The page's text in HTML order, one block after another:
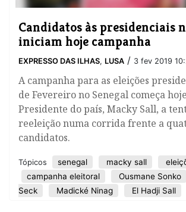
Candidatos às presidenciais
iniciam hoje campanha
EXPRESSO DAS ILHAS, LUSA / 3 fev 2019
​A campanha para as eleições
de Fevereiro no Senegal começa
Presidente do país, Macky Sall, a
reeleição numa corrida frente a
candidatos.
Tópicos senegal macky sall
campanha eleitoral
Ousmane Sonko
Seck
Madické Ninag El Hadji Sall